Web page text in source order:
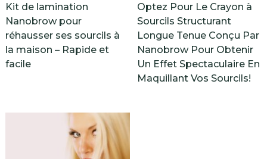
Kit de lamination
Nanobrow pour
réhausser ses sourcils à
la maison – Rapide et
facile
Optez Pour Le Crayon à
Sourcils Structurant
Longue Tenue Conçu Par
Nanobrow Pour Obtenir
Un Effet Spectaculaire En
Maquillant Vos Sourcils!